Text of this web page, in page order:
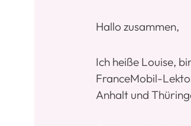
Hallo zusammen,
Ich heiße Louise,
FranceMobil-
Anhalt und